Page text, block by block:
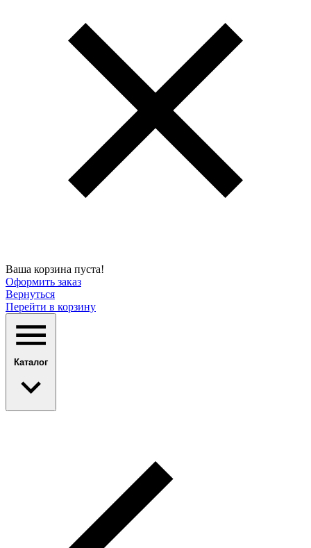
Ваша корзина пуста!
Оформить заказ
Вернуться
Перейти в корзину
Каталог